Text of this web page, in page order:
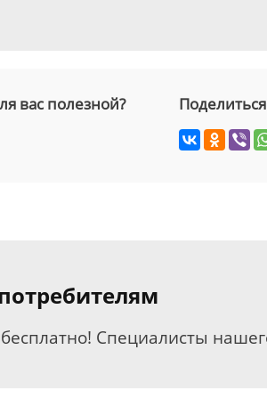
вас полезной?
Специалисты